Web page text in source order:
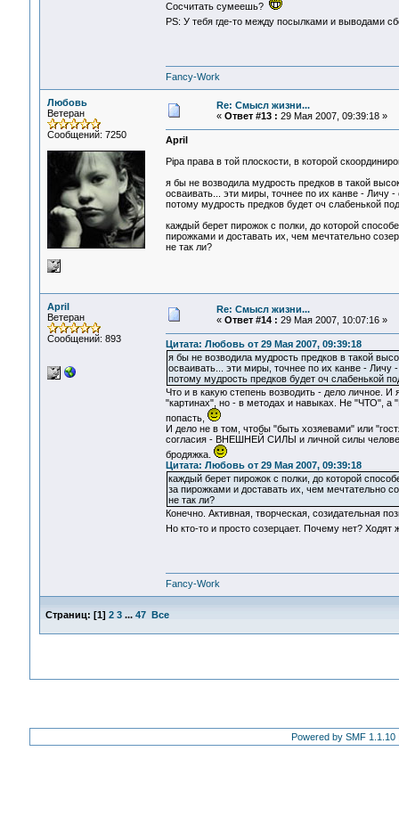
Сосчитать сумеешь?
PS: У тебя где-то между посылками и выводами
Fancy-Work
Любовь
Ветеран
Сообщений: 7250
Re: Смысл жизни...
« Ответ #13 : 29 Мая 2007, 09:39:18 »
April
Pipa права в той плоскости, в которой
я бы не возводила мудрость предков в такой
осваивать... эти миры, точнее по их канве - Личу
потому мудрость предков будет оч слабенькой
каждый берет пирожок с полки, до которой
пирожками и доставать их, чем мечтательно
не так ли?
April
Ветеран
Сообщений: 893
Re: Смысл жизни...
« Ответ #14 : 29 Мая 2007, 10:07:16 »
Цитата: Любовь от 29 Мая 2007, 09:39:18
я бы не возводила мудрость предков в такой
осваивать... эти миры, точнее по их канве - Личу
потому мудрость предков будет оч слабенькой
Что и в какую степень возводить - дело личное. И
"картинах", но - в методах и навыках. Не "ЧТО", а
попасть,
И дело не в том, чтобы "быть хозяевами" или
согласия - ВНЕШНЕЙ СИЛЫ и личной силы
бродяжка.
Цитата: Любовь от 29 Мая 2007, 09:39:18
каждый берет пирожок с полки, до которой
за пирожками и доставать их, чем мечтательно
не так ли?
Конечно. Активная, творческая, созидательная
Но кто-то и просто созерцает. Почему нет?
Fancy-Work
Страниц: [1] 2 3 ... 47 Все
Powered by SMF 1.1.10